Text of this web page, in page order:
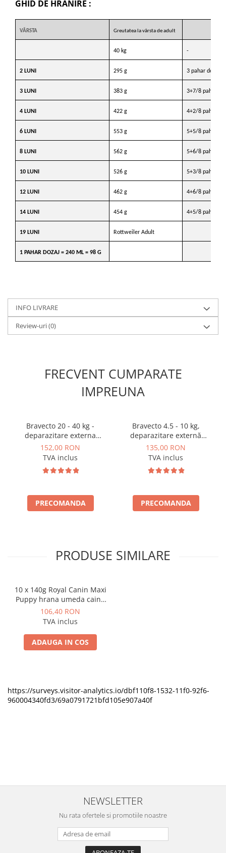
GHID DE HRANIRE :
VÂRSTA Greutatea la vârsta de adult
40 kg -
2 LUNI 295 g 3 pahar dozaj
3 LUNI 383 g 3+7/8 pahar
4 LUNI 422 g 4+2/8 pahar
6 LUNI 553 g 5+5/8 pahar
8 LUNI 562 g 5+6/8 pahar
10 LUNI 526 g 5+3/8 pahar
12 LUNI 462 g 4+6/8 pahar
14 LUNI 454 g 4+5/8 pahar
19 LUNI Rottweiler Adult
1 PAHAR DOZAJ = 240 ML = 98 G
INFO LIVRARE
Review-uri(0)
FRECVENT CUMPARATE
IMPREUNA
Bravecto 20 - 40 kg -
deparazitare externa
pentru caini
152,00 RON
TVA inclus
PRECOMANDA
Bravecto 4.5 - 10 kg,
deparazitare externă
pentru câini
135,00 RON
TVA inclus
PRECOMANDA
PRODUSE SIMILARE
10 x 140g Royal Canin Maxi
Puppy hrana umeda caine
junior
106,40 RON
TVA inclus
ADAUGA IN COS
https://surveys.visitor-analytics.io/dbf110f8-1532-11f0-92f6-
960004340fd3/69a0791721bfd105e907a40f
NEWSLETTER
Nu rata ofertele si promotiile noastre